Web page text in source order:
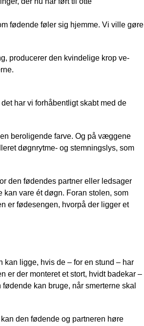
fødende føler sig hjemme. Vi ville gøre
producerer den kvindelige krop ve-
har vi forhåbentligt skabt med de
beroligende farve. Og på væggene
døgnrytme- og stemningslys, som
den fødendes partner eller ledsager
vare ét døgn. Foran stolen, som
er fødesengen, hvorpå der ligger et
kan ligge, hvis de – for en stund – har
er der monteret et stort, hvidt badekar –
kan bruge, når smerterne skal
den fødende og partneren høre